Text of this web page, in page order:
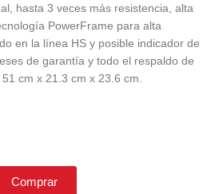
hasta 3 veces más resistencia, alta
PowerFrame para alta
en la línea HS y posible indicador de
de garantía y todo el respaldo de
cm x 21.3 cm x 23.6 cm.
Comprar